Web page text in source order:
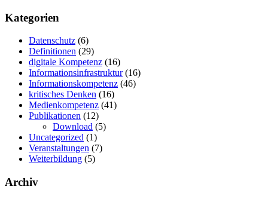
Kategorien
Datenschutz (6)
Definitionen (29)
digitale Kompetenz (16)
Informationsinfrastruktur(16)
Informationskompetenz (46)
kritisches Denken (16)
Medienkompetenz (41)
Publikationen (12)
Download (5)
Uncategorized (1)
Veranstaltungen (7)
Weiterbildung (5)
Archiv